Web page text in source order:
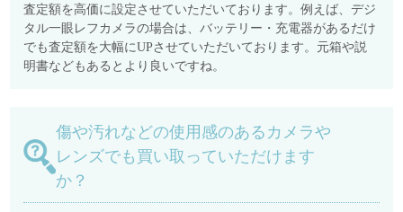
査定額を高価に設定させていただいております。例えば、デジ
タル一眼レフカメラの場合は、バッテリー・充電器があるだけ
でも査定額を大幅にUPさせていただいております。元箱や説
明書などもあるとより良いですね。
傷や汚れなどの使用感のあるカメラや
レンズでも買い取っていただけます
か？